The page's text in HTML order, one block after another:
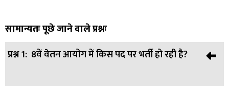
सामान्यतः पूछे जाने वाले प्रश्नः
प्रश्न 1: 8वें वेतन आयोग में किस पद पर भर्ती हो रही है?